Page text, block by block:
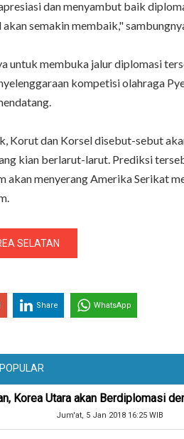
dan menyambut baik
semakin membaik,"
untuk membuka jalur diplomasi
kompetisi olahraga
Korut dan Korsel disebut-sebut
kian berlarut-larut. Prediksi
akan menyerang Amerika Serikat
SELATAN
Share WhatsApp
Korea Utara akan Berdiplomasi
Jum'at, 5 Jan 2018 16:25 WIB